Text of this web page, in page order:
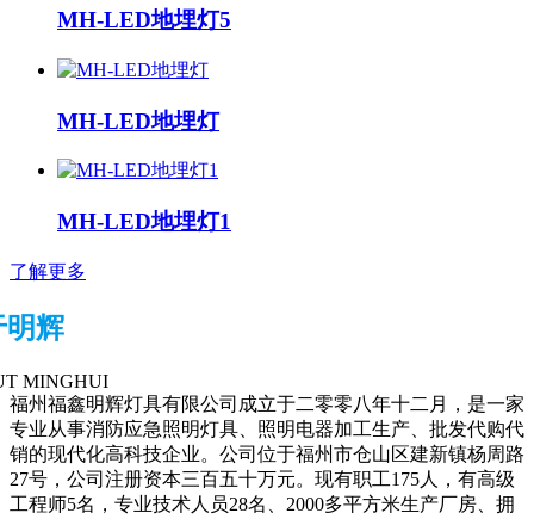
MH-LED地埋灯5
MH-LED地埋灯
MH-LED地埋灯1
了解更多
明辉
MINGHUI
福州福鑫明辉灯具有限公司成立于二零零八年十二月，是一家
专业从事消防应急照明灯具、照明电器加工生产、批发代购代
销的现代化高科技企业。公司位于福州市仓山区建新镇杨周路
27号，公司注册资本三百五十万元。现有职工175人，有高级
工程师5名，专业技术人员28名、2000多平方米生产厂房、拥